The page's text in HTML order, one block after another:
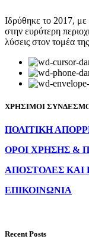
Ιδρύθηκε το 2017, με
στην ευρύτερη
λύσεις στον τομέα
ΧΡΗΣΙΜΟΙ
ΠΟΛΙΤΙΚΗ
ΟΡΟΙ ΧΡΗΣΗΣ &
ΑΠΟΣΤΟΛΕΣ ΚΑΙ
ΕΠΙΚΟΙΝΩΝΙΑ
Recent Posts